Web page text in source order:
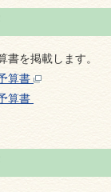
を掲載します。
算書
算書